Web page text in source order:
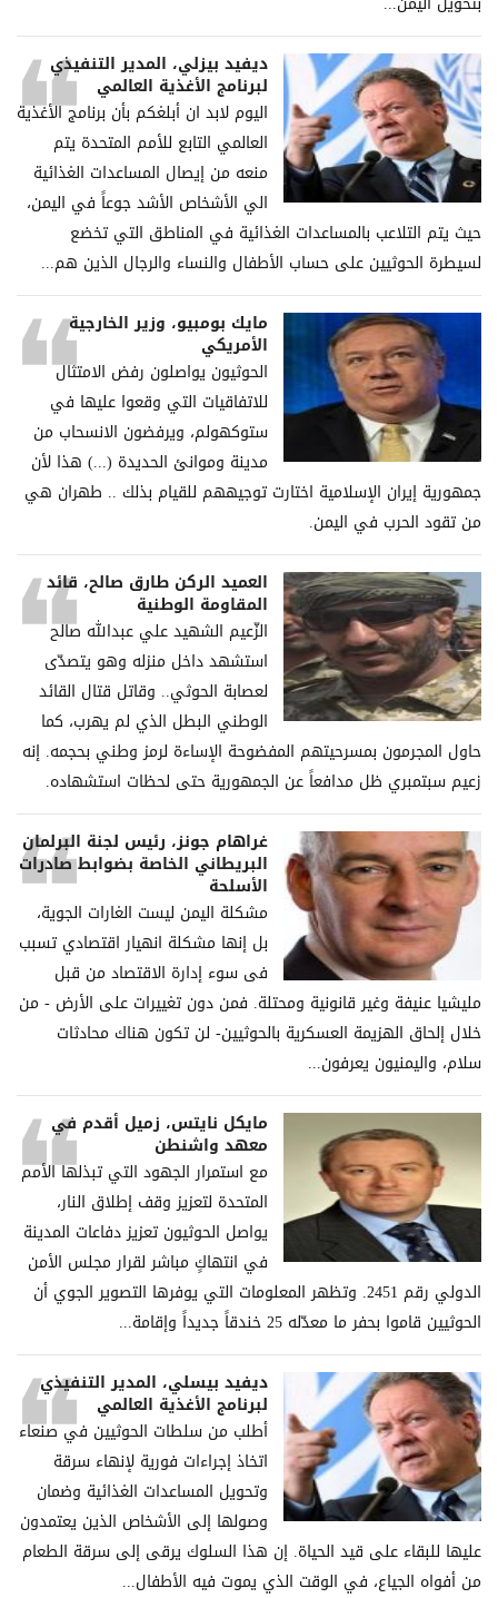
ديفيد بيزلي، المدير التنفيذي
لبرنامج الأغذية العالمي
اليوم لابد ان أبلغكم بأن برنامج الأغذية
العالمي التابع للأمم المتحدة يتم
منعه من إيصال المساعدات الغذائية
الي الأشخاص الأشد جوعاً في اليمن،
حيث يتم التلاعب بالمساعدات الغذائية في المناطق التي تخضع
لسيطرة الحوثيين على حساب الأطفال والنساء والرجال الذين هم...
مايك بومبيو، وزير الخارجية
الأمريكي
الحوثيون يواصلون رفض الامتثال
للاتفاقيات التي وقعوا عليها في
ستوكهولم، ويرفضون الانسحاب من
مدينة وموانئ الحديدة (...) هذا لأن
جمهورية إيران الإسلامية اختارت توجيههم للقيام بذلك .. طهران هي
من تقود الحرب في اليمن.
العميد الركن طارق صالح، قائد
المقاومة الوطنية
الزّعيم الشهيد علي عبدالله صالح
استشهد داخل منزله وهو يتصدّى
لعصابة الحوثي.. وقاتل قتال القائد
الوطني البطل الذي لم يهرب، كما
حاول المجرمون بمسرحيتهم المفضوحة الإساءة لرمز وطني بحجمه. إنه
زعيم سبتمبري ظل مدافعاً عن الجمهورية حتى لحظات استشهاده.
غراھام جونز، رئیس لجنة البرلمان
البریطاني الخاصة بضوابط صادرات
الأسلحة
مشكلة الیمن لیست الغارات الجویة،
بل إنھا مشكلة انھیار اقتصادي تسبب
فی سوء إدارة الاقتصاد من قبل
ملیشیا عنیفة وغیر قانونیة ومحتلة. فمن دون تغییرات على الأرض - من
خلال إلحاق الھزیمة العسكریة بالحوثیین- لن تكون ھناك محادثات
سلام، والیمنیون یعرفون...
مايكل نايتس، زميل أقدم في
معهد واشنطن
مع استمرار الجهود التي تبذلها الأمم
المتحدة لتعزيز وقف إطلاق النار،
يواصل الحوثيون تعزيز دفاعات المدينة
في انتهاكٍ مباشر لقرار مجلس الأمن
الدولي رقم 2451. وتظهر المعلومات التي يوفرها التصوير الجوي أن
الحوثيين قاموا بحفر ما معدّله 25 خندقاً جديداً وإقامة...
ديفيد بيسلي، المدير التنفيذي
لبرنامج الأغذية العالمي
أطلب من سلطات الحوثيين في صنعاء
اتخاذ إجراءات فورية لإنهاء سرقة
وتحويل المساعدات الغذائية وضمان
وصولها إلى الأشخاص الذين يعتمدون
عليها للبقاء على قيد الحياة. إن هذا السلوك يرقى إلى سرقة الطعام
من أفواه الجياع، في الوقت الذي يموت فيه الأطفال...